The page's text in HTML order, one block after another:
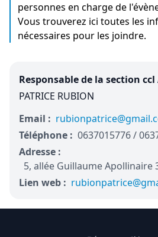
personnes en charge de
Vous trouverez ici toutes les
nécessaires pour les joindre.
Responsable de la section
PATRICE RUBION
Email :
Téléphone : 0637015776 /
Adresse :
5, allée Guillaume Apollinaire
Lien web :